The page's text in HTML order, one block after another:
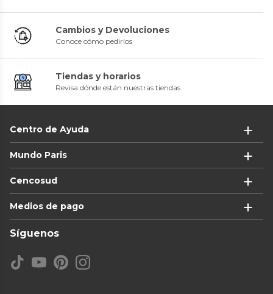
Cambios y Devoluciones
Conoce cómo pedirlos
Tiendas y horarios
Revisa dónde están nuestras tiendas
Centro de Ayuda
Mundo Paris
Cencosud
Medios de pago
Síguenos